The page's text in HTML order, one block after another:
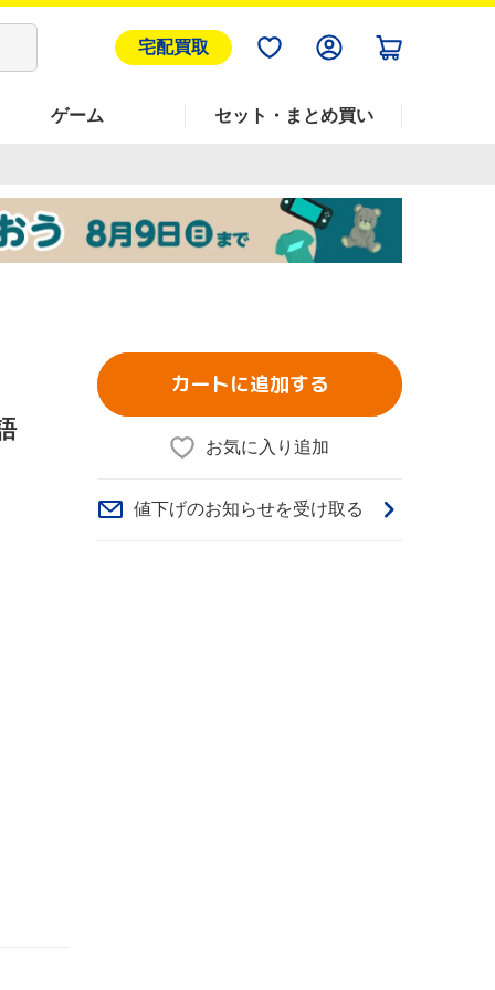
宅配買取
ゲーム セット・まとめ買い
カートに追加する
お気に入り追加
値下げのお知らせを受け取る